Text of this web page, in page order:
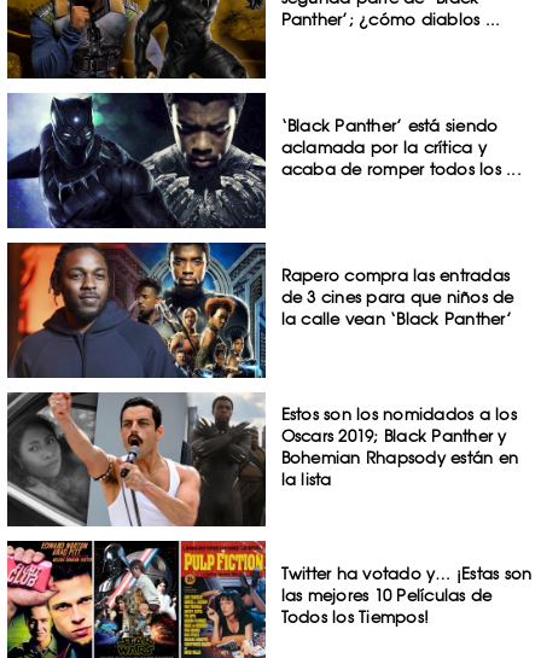
Panther’; ¿cómo diablos ...
‘Black Panther’ está siendo
aclamada por la crítica y
acaba de romper todos los ...
Rapero compra las entradas
de 3 cines para que niños de
la calle vean ‘Black Panther’
Estos son los nomidados a los
Oscars 2019; Black Panther y
Bohemian Rhapsody están en
la lista
Twitter ha votado y… ¡Estas son
las mejores 10 Películas de
Todos los Tiempos!